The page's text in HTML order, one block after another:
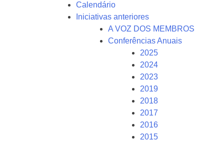
Calendário
Iniciativas anteriores
A VOZ DOS MEMBROS
Conferências Anuais
2025
2024
2023
2019
2018
2017
2016
2015